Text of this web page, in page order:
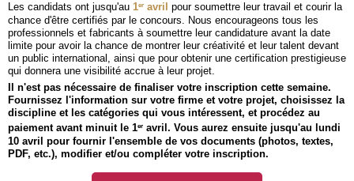
Les candidats ont jusqu'au 1er avril pour soumettre leur travail et courir la
chance d'être certifiés par le concours. Nous encourageons tous les
professionnels et fabricants à soumettre leur candidature avant la date
limite pour avoir la chance de montrer leur créativité et leur talent devant
un public international, ainsi que pour obtenir une certification prestigieuse
qui donnera une visibilité accrue à leur projet.
Il n'est pas nécessaire de finaliser votre inscription cette semaine.
Fournissez l'information sur votre firme et votre projet, choisissez la
discipline et les catégories qui vous intéressent, et procédez au
paiement avant minuit le 1er avril. Vous aurez ensuite jusqu'au lundi
10 avril pour fournir l'ensemble de vos documents (photos, textes,
PDF, etc.), modifier et/ou compléter votre inscription.